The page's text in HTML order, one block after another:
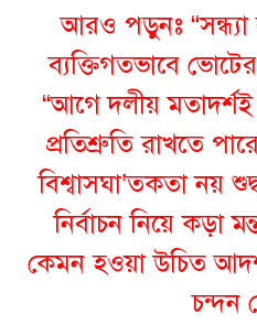
আরও পড়ুনঃ “সন্ধ্যা
ব্যক্তিগতভাবে
“আগে দলীয় মতাদর্শই
প্রতিশ্রুতি রাখতে
বিশ্বাসঘা’তকতা নয়
নির্বাচন নিয়ে কড়া
কেমন হওয়া উচিত
চন্দন